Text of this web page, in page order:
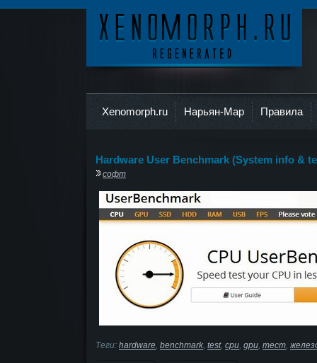
Xenomorph.ru Нарьян-Мар Правила
Hardware User Benchmark (System info &
софт
Теги: hardware benchmark test, cpu gpu тест